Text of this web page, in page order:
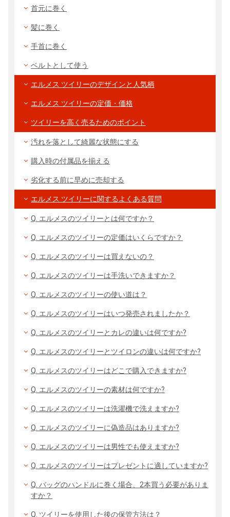
首元に巻く
髪に巻く
手首に巻く
ベルトとして使う
エルメス ツイリーのデザインと人気柄
エルメス ツイリーの定価・価格
ツイリーを高く売るためのポイント
汚れを落として綺麗な状態にする
購入時の付属品を揃える
劣化する前に早めに売却する
エルメス ツイリーに関するよくある質問
Q. エルメスのツイリーとは何ですか？
Q. エルメスのツイリーの定価はいくらですか？
Q. エルメスのツイリーは買えないの？
Q. エルメスのツイリーは手洗いできますか？
Q. エルメスのツイリーの使い道は？
Q. エルメスのツイリーはいつ発売されましたか？
Q. エルメスのツイリーとカレの違いは何ですか?
Q. エルメスのツイリーとツイロンの違いは何ですか?
Q. エルメスのツイリーはどこで購入できますか?
Q. エルメスのツイリーの素材は何ですか?
Q. エルメスのツイリーは洗濯機で洗えますか?
Q. エルメスのツイリーに偽造品はありますか?
Q. エルメスのツイリーは男性でも使えますか?
Q. エルメスのツイリーはプレゼントに適していますか?
Q. バッグのハンドルに巻く場合、2本買う必要がありま
すか？
Q. ツイリーを使用した後の保管方法は？